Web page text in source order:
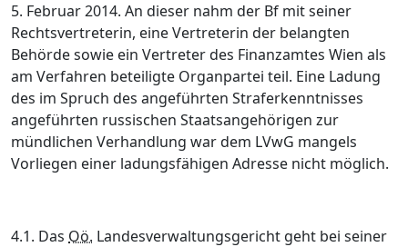
5. Februar 2014. An dieser nahm der Bf mit seiner
Rechtsvertreterin, eine Vertreterin der belangten
Behörde sowie ein Vertreter des Finanzamtes Wien als
am Verfahren beteiligte Organpartei teil. Eine Ladung
des im Spruch des angeführten Straferkenntnisses
angeführten russischen Staatsangehörigen zur
mündlichen Verhandlung war dem LVwG mangels
Vorliegen einer ladungsfähigen Adresse nicht möglich.
4.1. Das Oö. Landesverwaltungsgericht geht bei seiner